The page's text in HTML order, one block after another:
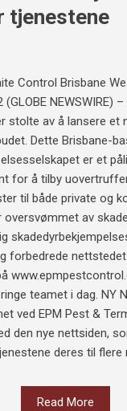
tjenestene
Control Brisbane
NEWSWIRE)
stolte av å lansere et
Dette Brisbane-
er et
for å tilby
til både private og
oversvømmet av
forbedrede
teamet i dag. NY
ved EPM Pest &
den nye nettsiden,
deres til flere
Read More